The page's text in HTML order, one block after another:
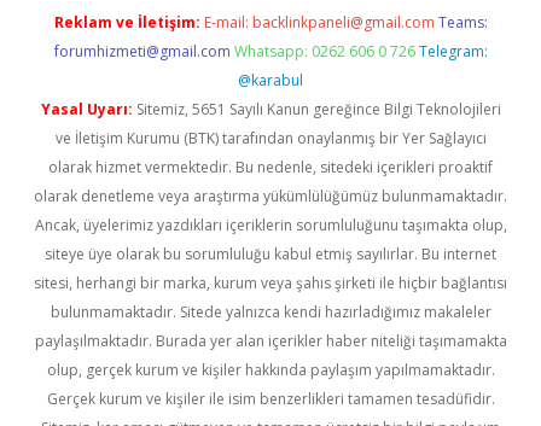
Reklam ve İletişim: E-mail: backlinkpaneli@gmail.com Teams:
forumhizmeti@gmail.com Whatsapp: 0262 606 0 726 Telegram:
@karabul
Yasal Uyarı: Sitemiz, 5651 Sayılı Kanun gereğince Bilgi Teknolojileri
ve İletişim Kurumu (BTK) tarafından onaylanmış bir Yer Sağlayıcı
olarak hizmet vermektedir. Bu nedenle, sitedeki içerikleri proaktif
olarak denetleme veya araştırma yükümlülüğümüz bulunmamaktadır.
Ancak, üyelerimiz yazdıkları içeriklerin sorumluluğunu taşımakta olup,
siteye üye olarak bu sorumluluğu kabul etmiş sayılırlar. Bu internet
sitesi, herhangi bir marka, kurum veya şahıs şirketi ile hiçbir bağlantısı
bulunmamaktadır. Sitede yalnızca kendi hazırladığımız makaleler
paylaşılmaktadır. Burada yer alan içerikler haber niteliği taşımamakta
olup, gerçek kurum ve kişiler hakkında paylaşım yapılmamaktadır.
Gerçek kurum ve kişiler ile isim benzerlikleri tamamen tesadüfidir.